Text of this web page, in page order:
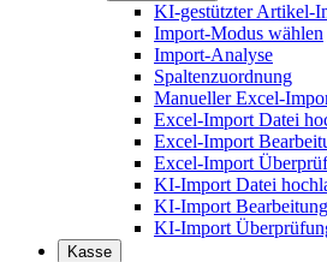
KI-gestützter Artikel-
Import-Modus wählen
Import-Analyse
Spaltenzuordnung
Manueller Excel-
Excel-Import Datei
Excel-Import
Excel-Import
KI-Import Datei
KI-Import Bearbeitung
KI-Import
Kasse